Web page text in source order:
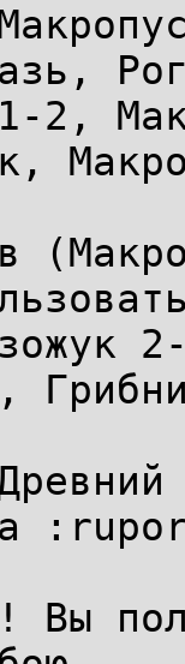
2,
Вы